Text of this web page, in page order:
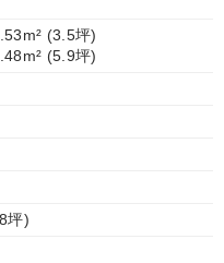
(3.5坪)
(5.9坪)
坪)